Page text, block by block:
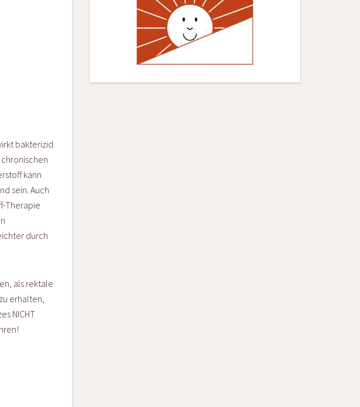
bakterizid
kann
sein. Auch
Therapie
durch
als rektale
erhalten,
NICHT